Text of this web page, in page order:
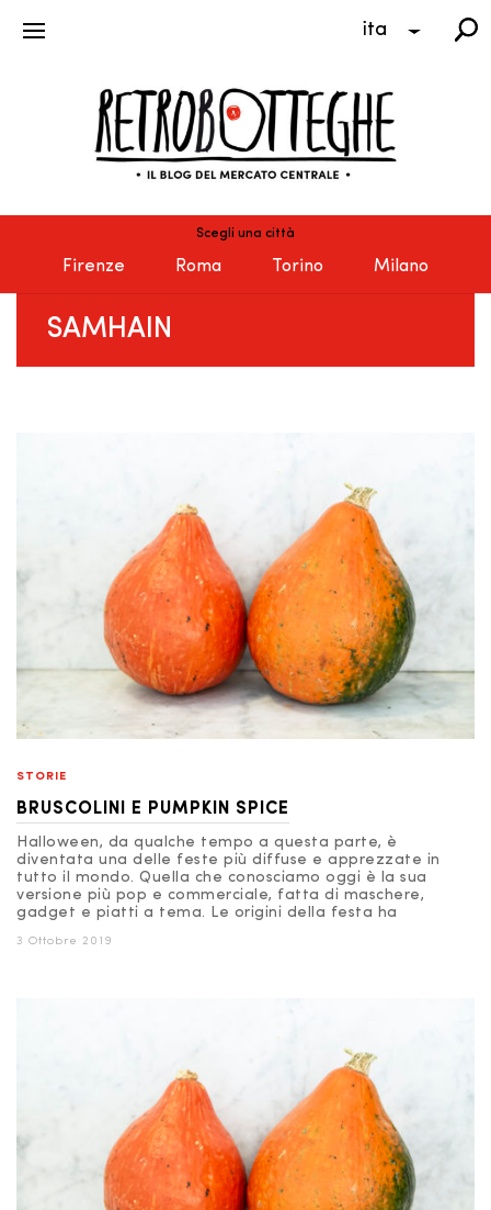
ita
Scegli una città
Firenze Roma Torino Milano
SAMHAIN
STORIE
BRUSCOLINI E PUMPKIN SPICE
Halloween, da qualche tempo a questa parte, è
diventata una delle feste più diffuse e apprezzate in
tutto il mondo. Quella che conosciamo oggi è la sua
versione più pop e commerciale, fatta di maschere,
gadget e piatti a tema. Le origini della festa ha
3 Ottobre 2019